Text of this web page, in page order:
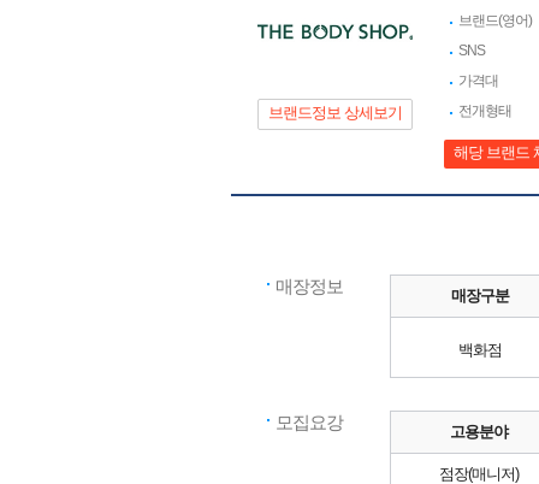
브랜드정보 상세보기
브랜드(영어)
SNS
가격대
전개형태
해당 브랜드
매장정보 매장구분
백화점
모집요강 고용분야
점장(매니저)